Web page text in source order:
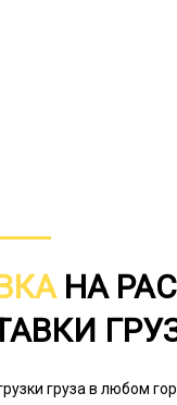
НА
груза в любом